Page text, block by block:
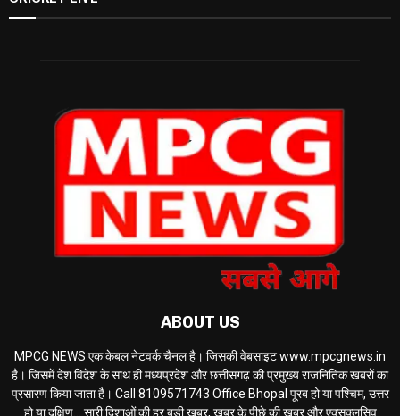
ABOUT US
MPCG NEWS एक केबल नेटवर्क चैनल है। जिसकी वेबसाइट www.mpcgnews.in
है। जिसमें देश विदेश के साथ ही मध्यप्रदेश और छत्तीसगढ़ की प्रमुख्य राजनितिक खबरों का
प्रसारण किया जाता है। Call 8109571743 Office Bhopal पूरब हो या पश्चिम, उत्तर
हो या दक्षिण... सारी दिशाओं की हर बड़ी खबर, खबर के पीछे की खबर और एक्सक्लूसिव